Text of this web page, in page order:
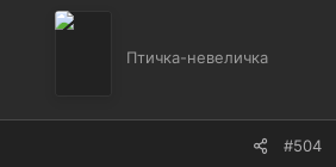
Птичка-невеличка
#504